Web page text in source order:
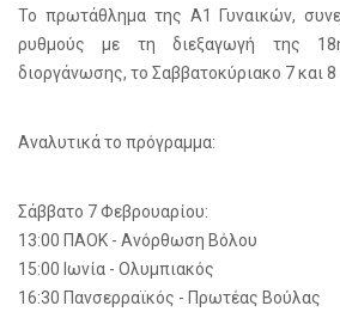
Το πρωτάθλημα της Α1 Γυναικών,
ρυθμούς με τη διεξαγωγή της
διοργάνωσης, το Σαββατοκύριακο 7 και 8
Αναλυτικά το πρόγραμμα:
Σάββατο 7 Φεβρουαρίου:
13:00 ΠΑΟΚ - Ανόρθωση Βόλου
15:00 Ιωνία - Ολυμπιακός
16:30 Πανσερραϊκός - Πρωτέας Βούλας